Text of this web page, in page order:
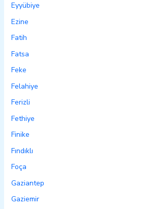
Eyyübiye
Ezine
Fatih
Fatsa
Feke
Felahiye
Ferizli
Fethiye
Finike
Fındıklı
Foça
Gaziantep
Gaziemir